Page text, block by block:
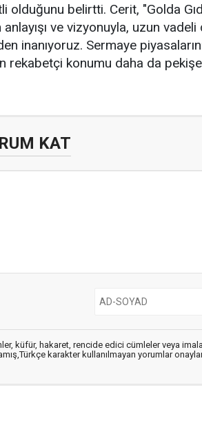
olduğunu belirtti. Cerit, "Golda
ve vizyonuyla, uzun
inanıyoruz. Sermaye
rekabetçi konumu daha da
KAT
küfür, hakaret, rencide edici cümleler veya
karakter kullanılmayan yorumlar